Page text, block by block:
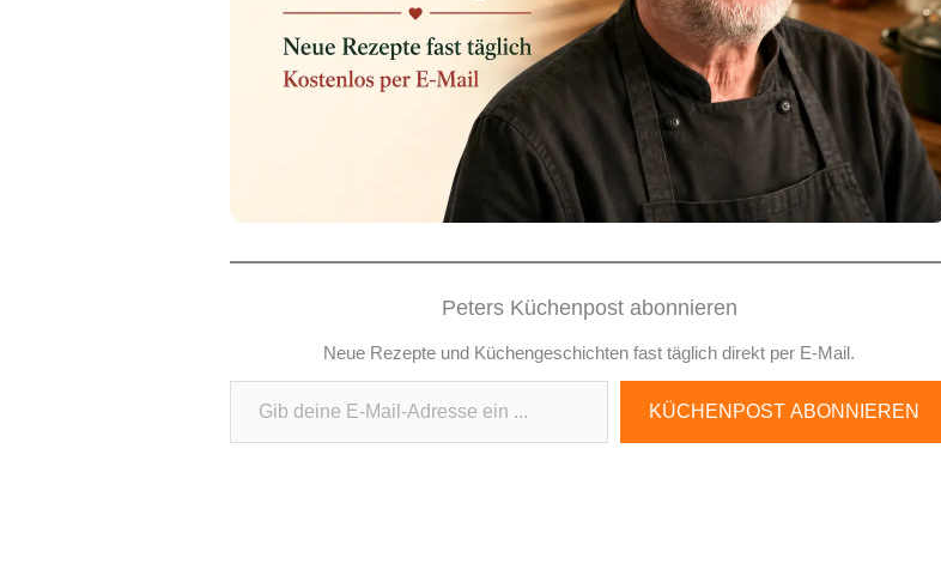
Peters Küchenpost abonnieren
Neue Rezepte und Küchengeschichten fast täglich direkt per E-Mail.
Gib deine E-Mail-Adresse ein ...
KÜCHENPOST ABONNIEREN